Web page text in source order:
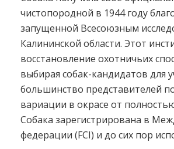
чистопородной в 1944 году
запущенной Всесоюзным
Калининской области. Этот
восстановление охотничьих
выбирая собак-кандидатов для
большинство представителей
вариации в окрасе от
Собака зарегистрирована в
федерации (FCI) и до сих пор